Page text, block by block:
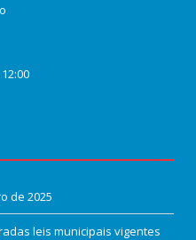
de 2025
leis municipais vigentes